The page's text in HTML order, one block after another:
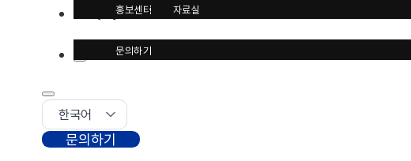
홍보센터 자료실
고객지원
문의하기
문의하기